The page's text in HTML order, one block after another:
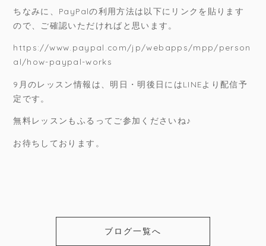
ちなみに、PayPalの利用方法は以下にリンクを貼ります
ので、ご確認いただければと思います。
https://www.paypal.com/jp/webapps/mpp/person
al/how-paypal-works
9月のレッスン情報は、明日・明後日にはLINEより配信予
定です。
無料レッスンもふるってご参加くださいね♪
お待ちしております。
ブログ一覧へ